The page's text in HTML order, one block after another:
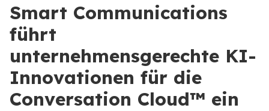
Smart Communications
führt
unternehmensgerechte KI-
Innovationen für die
Conversation Cloud™ ein